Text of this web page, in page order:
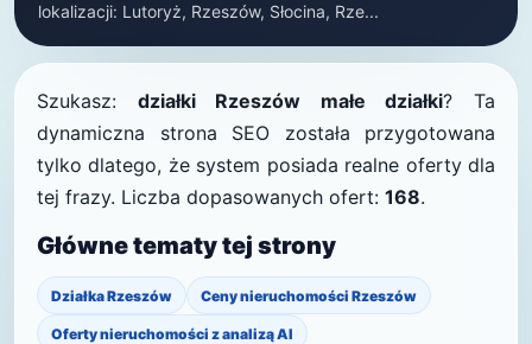
lokalizacji: Lutoryż, Rzeszów, Słocina, Rze...
Szukasz: działki Rzeszów małe działki? Ta
dynamiczna strona SEO została przygotowana
tylko dlatego, że system posiada realne oferty dla
tej frazy. Liczba dopasowanych ofert: 168.
Główne tematy tej strony
Działka Rzeszów Ceny nieruchomości Rzeszów
Oferty nieruchomości z analizą AI